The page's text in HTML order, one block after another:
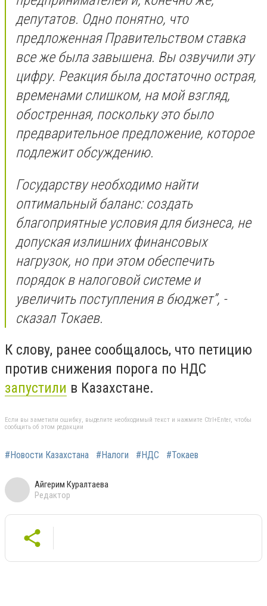
депутатов. Одно понятно, что
предложенная Правительством ставка
все же была завышена. Вы озвучили эту
цифру. Реакция была достаточно острая,
временами слишком, на мой взгляд,
обостренная, поскольку это было
предварительное предложение, которое
подлежит обсуждению.
Государству необходимо найти
оптимальный баланс: создать
благоприятные условия для бизнеса, не
допуская излишних финансовых
нагрузок, но при этом обеспечить
порядок в налоговой системе и
увеличить поступления в бюджет”, -
сказал Токаев.
К слову, ранее сообщалось, что петицию
против снижения порога по НДС
запустили в Казахстане.
Если вы заметили ошибку, выделите необходимый текст и нажмите Ctrl+Enter, чтобы
сообщить об этом редакции
#Новости Казахстана #Налоги #НДС #Токаев
Айгерим Куралтаева
Редактор